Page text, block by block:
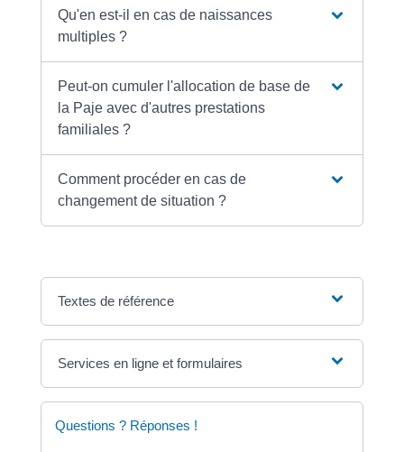
Qu'en est-il en cas de naissances
multiples ?
Peut-on cumuler l'allocation de base de
la Paje avec d'autres prestations
familiales ?
Comment procéder en cas de
changement de situation ?
Textes de référence
Services en ligne et formulaires
Questions ? Réponses !